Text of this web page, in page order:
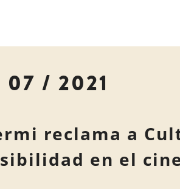
/ 2021
reclama a
en el